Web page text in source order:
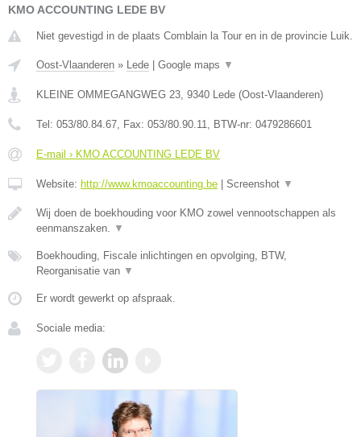
KMO ACCOUNTING LEDE BV
Niet gevestigd in de plaats Comblain la Tour en in de provincie Luik.
Oost-Vlaanderen » Lede Google maps ▼
KLEINE OMMEGANGWEG 23, 9340 Lede (Oost-Vlaanderen)
Tel: 053/80.84.67, Fax: 053/80.90.11, BTW-nr: 0479286601
E-mail › KMO ACCOUNTING LEDE BV
Website: http://www.kmoaccounting.be Screenshot ▼
Wij doen de boekhouding voor KMO zowel vennootschappen als
eenmanszaken. ▼
Boekhouding, Fiscale inlichtingen en opvolging, BTW,
Reorganisatie van ▼
Er wordt gewerkt op afspraak.
Sociale media: